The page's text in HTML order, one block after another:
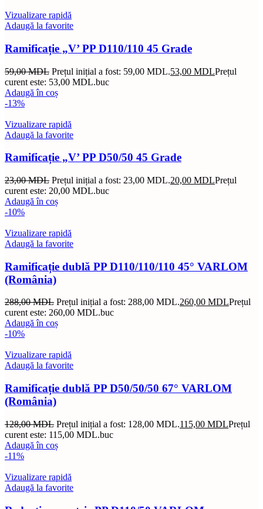
Vizualizare rapidă
Adaugă la favorite
Ramificație „V’ PP D110/110 45 Grade
59,00MDL Prețul inițial a fost: 59,00 MDL.53,00 MDLPrețul
curent este: 53,00 MDL.buc
Adaugă în coș
-13%
Vizualizare rapidă
Adaugă la favorite
Ramificație „V’ PP D50/50 45 Grade
23,00MDL Prețul inițial a fost: 23,00 MDL.20,00 MDLPrețul
curent este: 20,00 MDL.buc
Adaugă în coș
-10%
Vizualizare rapidă
Adaugă la favorite
Ramificație dublă PP D110/110/110 45° VARLOM
(România)
288,00MDL Prețul inițial a fost: 288,00 MDL.260,00 MDLPrețul
curent este: 260,00 MDL.buc
Adaugă în coș
-10%
Vizualizare rapidă
Adaugă la favorite
Ramificație dublă PP D50/50/50 67° VARLOM
(România)
128,00MDL Prețul inițial a fost: 128,00 MDL.115,00 MDLPrețul
curent este: 115,00 MDL.buc
Adaugă în coș
-11%
Vizualizare rapidă
Adaugă la favorite